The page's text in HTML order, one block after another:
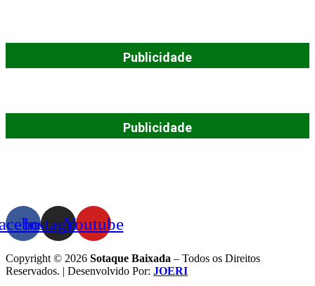
Publicidade
Publicidade
InstagramYoutube
Copyright © 2026 Sotaque Baixada – Todos os Direitos
Reservados. | Desenvolvido Por: JOERI